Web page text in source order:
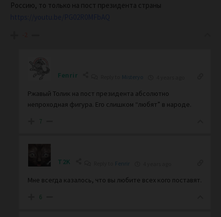
Россию, то только на пост президента страны
Fenrir Misteryo
Ржавый Толик на пост президента абсолютно
непроходная фигура. Его слишком “любят” в народе.
7
T2K Fenrir
Мне всегда казалось, что вы любите всех кого поставят.
6